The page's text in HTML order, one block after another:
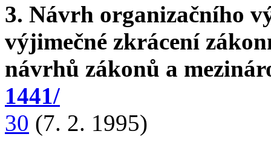
3. Návrh organizačního
výjimečné zkrácení
návrhů zákonů a
1441/
30 (7. 2. 1995)